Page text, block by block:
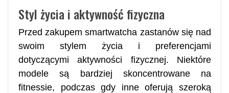
Styl życia i aktywność fizyczna
Przed zakupem smartwatcha zastanów się nad
swoim stylem życia i preferencjami
dotyczącymi aktywności fizycznej. Niektóre
modele są bardziej skoncentrowane na
fitnessie, podczas gdy inne oferują szeroką